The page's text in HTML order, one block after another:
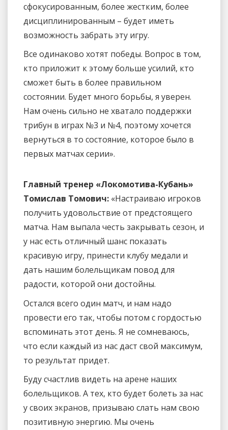
сфокусированным, более жестким, более
дисциплинированным – будет иметь
возможность забрать эту игру.
Все одинаково хотят победы. Вопрос в том,
кто приложит к этому больше усилий, кто
сможет быть в более правильном
состоянии. Будет много борьбы, я уверен.
Нам очень сильно не хватало поддержки
трибун в играх №3 и №4, поэтому хочется
вернуться в то состояние, которое было в
первых матчах серии».
Главный тренер «Локомотива-Кубань»
Томислав Томович: «Настраиваю игроков
получить удовольствие от предстоящего
матча. Нам выпала честь закрывать сезон, и
у нас есть отличный шанс показать
красивую игру, принести клубу медали и
дать нашим болельщикам повод для
радости, которой они достойны.
Остался всего один матч, и нам надо
провести его так, чтобы потом с гордостью
вспоминать этот день. Я не сомневаюсь,
что если каждый из нас даст свой максимум,
то результат придет.
Буду счастлив видеть на арене наших
болельщиков. А тех, кто будет болеть за нас
у своих экранов, призываю слать нам свою
позитивную энергию. Мы очень